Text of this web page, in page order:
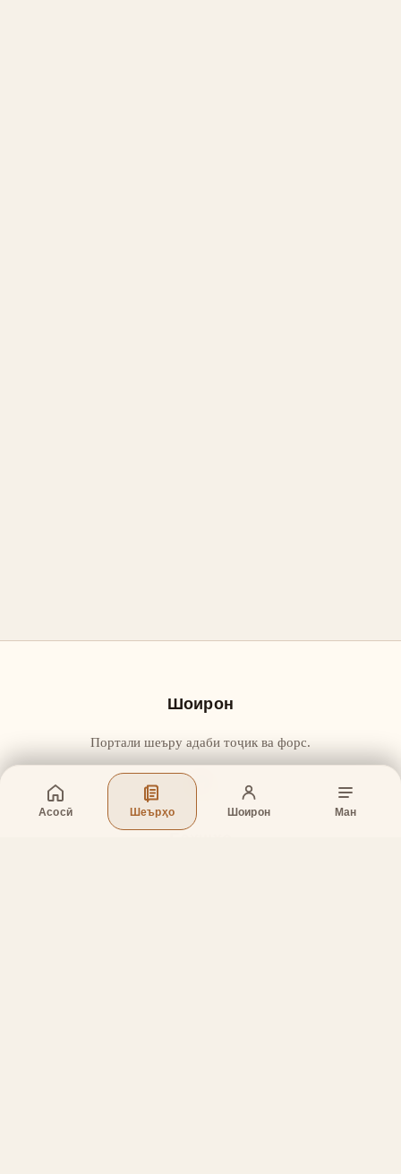
Асосӣ Шеърҳо Шоирон Ман
Шоирон
Портали шеъру адаби тоҷик ва форс.